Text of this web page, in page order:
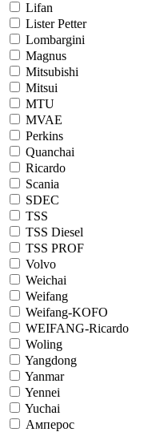
Lifan
Lister Petter
Lombargini
Magnus
Mitsubishi
Mitsui
MTU
MVAE
Perkins
Quanchai
Ricardo
Scania
SDEC
TSS
TSS Diesel
TSS PROF
Volvo
Weichai
Weifang
Weifang-KOFO
WEIFANG-Ricardo
Woling
Yangdong
Yanmar
Yennei
Yuchai
Амперос